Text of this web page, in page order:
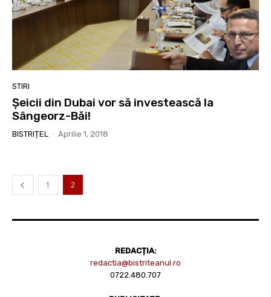
STIRI
Șeicii din Dubai vor să investească la
Sângeorz-Băi!
BISTRIȚEL - Aprilie 1, 2018
1 2
REDACȚIA:
redactia@bistriteanul.ro
0722.480.707